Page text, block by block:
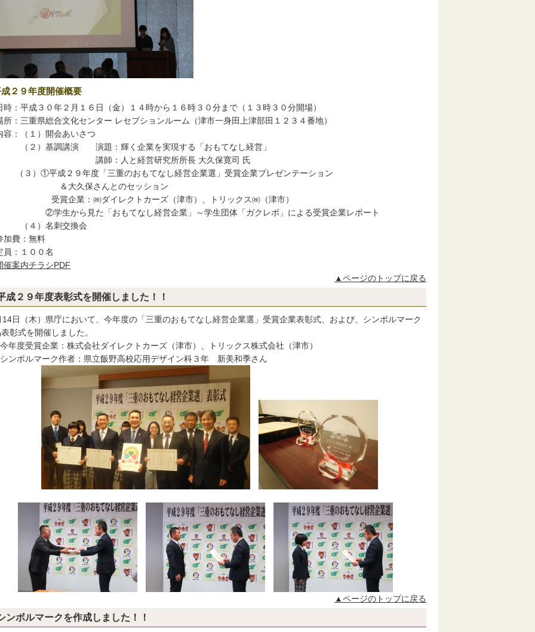
２９年度開催概要
時：平成３０年２月１６日（金）１４時から１６時３０分まで（１３時３０分開場）
所：三重県総合文化センター レセプションルーム（津市一身田上津部田１２３４番地）
容：（１）開会あいさつ
）基調講演 演題：輝く企業を実現する「おもてなし経営」
：人と経営研究所所長 大久保寛司 氏
）①平成２９年度「三重のおもてなし経営企業選」受賞企業プレゼンテーション
久保さんとのセッション
企業：㈱ダイレクトカーズ（津市）、トリックス㈱（津市）
から見た「おもてなし経営企業」～学生団体「ガクレポ」による受賞企業レポート
）名刺交換会
加費：無料
員：１００名
催案内チラシPDF
▲ページのトップに戻る
成２９年度表彰式を開催しました！！
14日（木）県庁において、今年度の「三重のおもてなし経営企業選」受賞企業表彰式、および、シンボルマーク
彰式を開催しました。
度受賞企業：株式会社ダイレクトカーズ（津市）、トリックス株式会社（津市）
ボルマーク作者：県立飯野高校応用デザイン科３年 新美和季さん
▲ページのトップに戻る
ンボルマークを作成しました！！